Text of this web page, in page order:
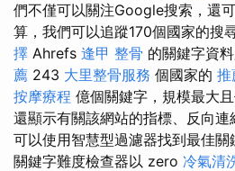
們不僅可以關注Google搜索，還
算，我們可以追蹤170個國家的搜
擇 Ahrefs 逢甲 整骨 的關鍵字資
薦 243 大里整骨服務 個國家的 推
按摩療程 億個關鍵字，規模最大
還顯示有關該網站的指標、反向連
可以使用智慧型過濾器找到最佳關
關鍵字難度檢查器以 zero 冷氣清